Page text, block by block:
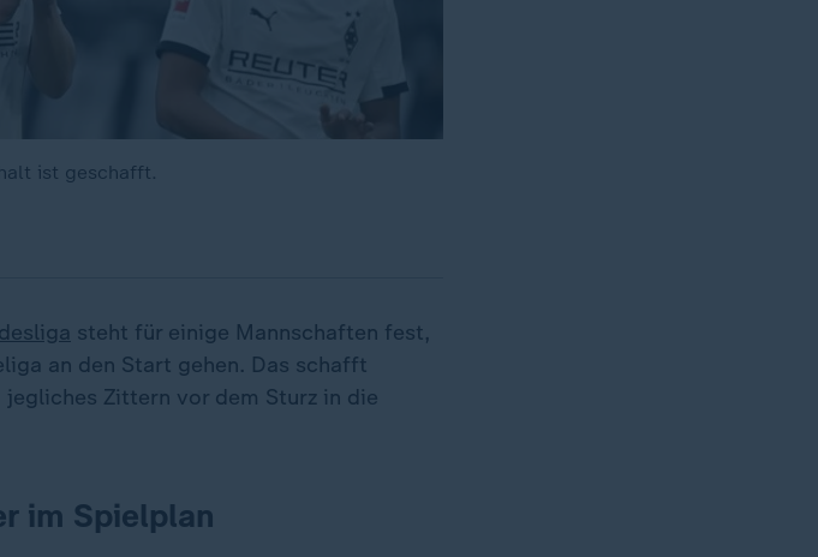
ist geschafft.
steht für einige Mannschaften fest,
an den Start gehen. Das schafft
Zittern vor dem Sturz in die
im Spielplan